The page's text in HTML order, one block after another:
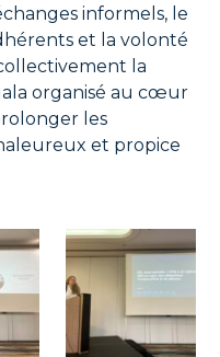
informels, le
et la volonté
la
organisé au cœur
les
et propice